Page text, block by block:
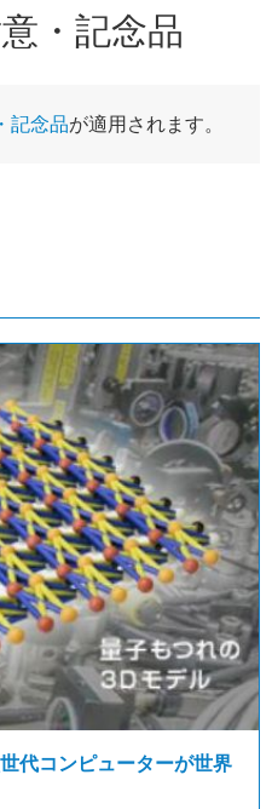
・記念品
記念品が適用されます。
代コンピューターが世界